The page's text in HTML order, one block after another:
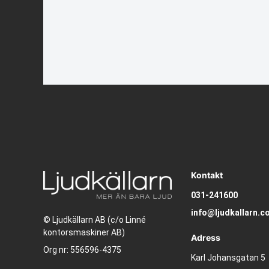
© Ljudkällarn AB (c/o Linné
kontorsmaskiner AB)
Org nr: 556596-4375
Kontakt
031-241600
Adress
Karl Johansgatan 5